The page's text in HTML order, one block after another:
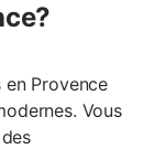
Provence
Vous